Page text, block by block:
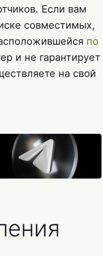
Если вам
совместимых,
по
и не гарантирует
на свой